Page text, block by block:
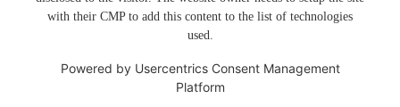
with their CMP to add this content to the list of technologies
used.
Powered by Usercentrics Consent Management
Platform